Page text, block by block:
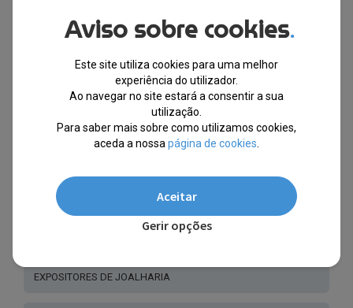
JOALHARIA - CALVIN KLEIN®
JOALHARIA - POLICE®
JOALHARIA - TOMMY HILFIGER®
JOALHARIA - GUESS® - PULSEIRAS
JOALHARIA - GUESS® - COLARES - BRINCOS - ANÉIS
JOALHARIA - ROCCOBAROCCO LUXURY®
EXPOSITORES DE JOALHARIA
Aviso sobre cookies.
Este site utiliza cookies para uma melhor
experiência do utilizador.
Ao navegar no site estará a consentir a sua
utilização.
Para saber mais sobre como utilizamos cookies,
aceda a nossa página de cookies
Aceitar
Gerir opções